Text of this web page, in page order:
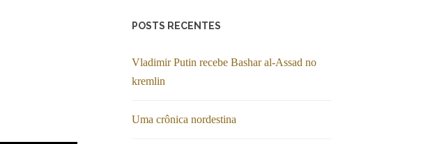
POSTS RECENTES
Vladimir Putin recebe Bashar al-Assad no
kremlin
Uma crônica nordestina